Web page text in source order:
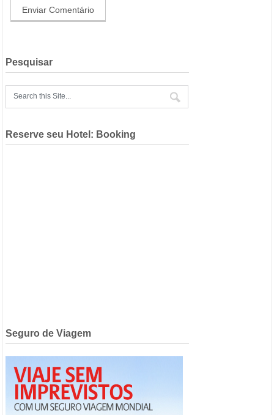
Pesquisar
Reserve seu Hotel: Booking
Seguro de Viagem